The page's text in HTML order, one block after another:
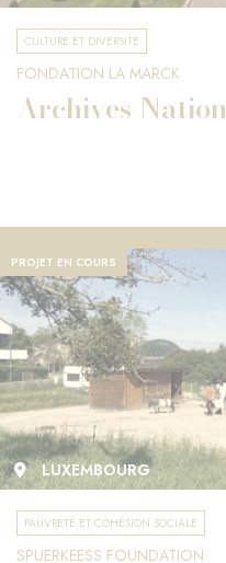
CULTURE ET DIVERSITÉ
FONDATION LA MARCK
Archives
PROJET EN COURS
LUXEMBOURG
PAUVRETÉ ET COHÉSION SOCIALE
SPUERKEESS FOUNDATION